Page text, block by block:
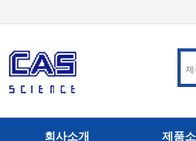
회사소개 제품